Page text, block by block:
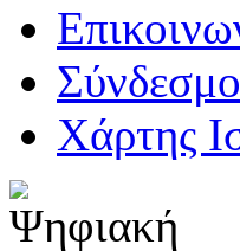
Χάρτης